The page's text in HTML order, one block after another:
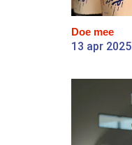
Doe mee
13 apr 2025